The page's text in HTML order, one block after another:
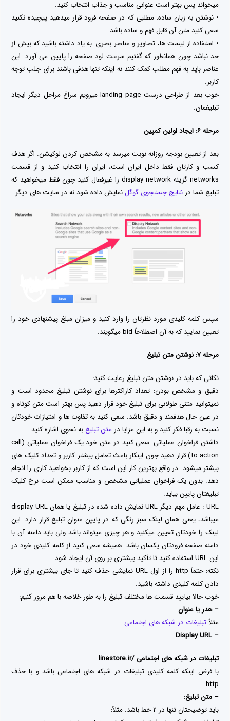
میخواند پس بهتر است عنوانی مناسب و جذاب انتخاب کنید.
• نوشتن به زبان ساده: مطلبی که در صفحه فرود قرار میدهید پیچیده نکنید
سعی کنید متن آن قابل فهم و ساده باشد.
• استفاده از لیست ها، تصاویر و عناصر بصری: به یاد داشته باشید که بیش از
حد نباشد چون همانطور که گفتیم سرعت لود صفحه را پایین می آورد. این
عناصر باید به فهم مطلب کمک کنند نه اینکه تنها هدفی باشند برای جلب توجه
کاربر.
خوب بعد از طراحی درست landing page میرویم سراغ مراحل دیگر ایجاد
تبلیغمان.
مرحله ۶: ایجاد اولین کمپین
بعد از تعیین بودجه روزانه نوبت میرسد به مشخص کردن لوکیشن. اگر هدف
کسب و کارتان فقط داخل ایران است، ایران را انتخاب کنید و از قسمت
networks گزینه display network را غیرفعال کنید چون فقط میخواهید که
تبلیغ شما درنتایج جستجوی گوگلنمایش داده شود نه در سایت های دیگر.
سپس کلمه کلیدی مورد نظرتان را وارد کنید و میزان مبلغ پیشنهادی خود را
تعیین نمایید که به آن اصطلاحاً bid میگویند.
مرحله ۷: نوشتن متن تبلیغ
نکاتی که باید در نوشتن متن تبلیغ رعایت کنید:
دقیق و مشخص بودن: تعداد کاراکترها برای نوشتن تبلیغ محدود است و
نمیتوانید متنی طولانی برای تبلیغ خود قرار دهید پس بهتر است متن کوتاه و
در عین حال هدفمند و دقیق باشد. سعی کنید به تفاوت ها و امتیازات خودتان
نسبت به رقبا فکر کنید و به این مزایا درمتن تبلیغ به نحوی اشاره کنید.
داشتن فراخوان عملیاتی: سعی کنید در متن خود یک فراخوان عملیاتی (call
to action) قرار دهید جون اینکار باعث تعامل بیشتر کاربر و تعداد کلیک های
بیشتر میشود. در واقع بهترین کار این است که از کاربر بخواهید کاری را انجام
دهد. بدون یک فراخوان عملیاتی مشخص و مناسب ممکن است نرخ کلیک
تبلیغتان پایین بیاید.
URL : عامل مهم دیگر URL نمایش داده شده در تبلیغ یا همان display URL
میباشد، یعنی همان لینک سبز رنگی که در پایین عنوان تبلیغ قرار دارد. این
لینک را خودتان تعیین میکنید و هر چیزی میتواند باشد ولی باید دامنه آن با
دامنه صفحه فرودتان یکسان باشد. همیشه سعی کنید از کلمه کلیدی خود در
این URL استفاده کنید تا تأکید بیشتری بر روی آن ایجاد شود.
نکته: حتماً http را از اول URL نمایشی حذف کنید تا جای بیشتری برای قرار
دادن کلمه کلیدی داشته باشید.
خوب حالا بیایید قسمت ها مختلف تبلیغ را به طور خلاصه با هم مرور کنیم:
– هدر یا عنوان
مثلاًتبلیغات در شبکه های اجتماعی
– Display URL
linestore.ir/ تبلیغات در شبکه های اجتماعی
با فرض اینکه کلمه کلیدی تبلیغات در شبکه های اجتماعی باشد و با حذف
http
– متن تبلیغ:
باید توضیحتان تنها در ۲ خط باشد. مثلاً: